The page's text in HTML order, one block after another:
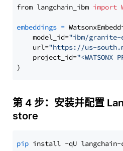
from langchain_ibm import
embeddings =
    model_id=
"ibm/granite-
    url=
"https://us-
    project_id=
"<WATSONX
第 4 步：安装并配置
store
pip